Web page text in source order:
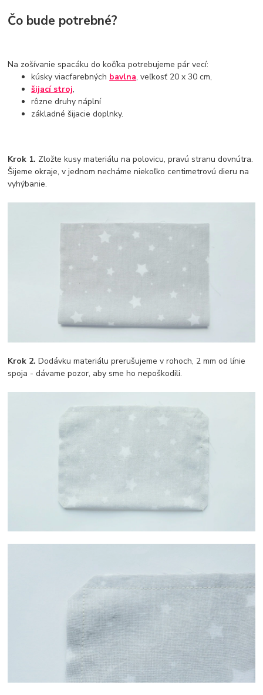
Hry pre deti
Skladačky pre deti
L.O.L. Surprise zvieratká
L.O.L. Surprise hračky
L.O.L. Surprise domčeky
L.O.L. Surprise postavičky
L.O.L. Surprise zberateľské figúrky
Čo bude potrebné?
Na zošívanie spacáku do kočíka potrebujeme pár vecí:
kúsky viacfarebných bavlna, veľkosť 20 x 30 cm,
šijací stroj,
rôzne druhy náplní
základné šijacie doplnky.
Krok 1. Zložte kusy materiálu na polovicu, pravú stranu dovnútra.
Šijeme okraje, v jednom necháme niekoľko centimetrovú dieru na
vyhýbanie.
Krok 2.Dodávku materiálu prerušujeme v rohoch, 2 mm od línie
spoja - dávame pozor, aby sme ho nepoškodili.